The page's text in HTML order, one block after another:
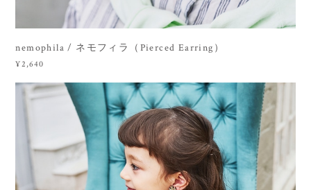
nemophila / ネモフィラ（Pierced Earring）
¥2,640